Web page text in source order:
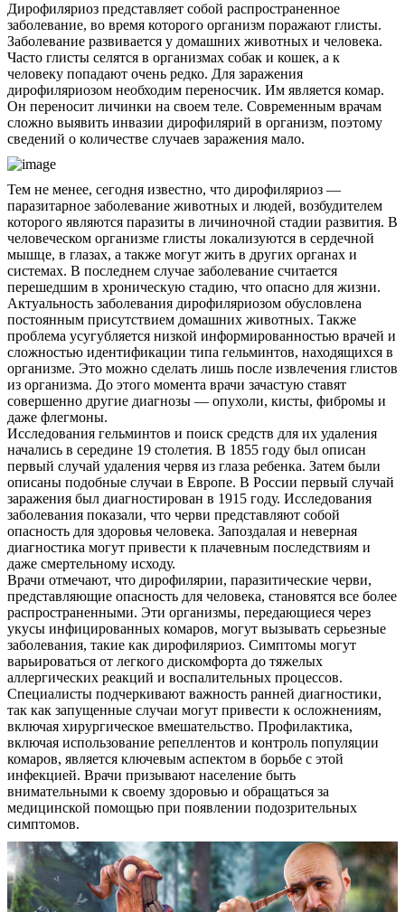
Дирофиляриоз представляет собой распространенное
заболевание, во время которого организм поражают глисты.
Заболевание развивается у домашних животных и человека.
Часто глисты селятся в организмах собак и кошек, а к
человеку попадают очень редко. Для заражения
дирофиляриозом необходим переносчик. Им является комар.
Он переносит личинки на своем теле. Современным врачам
сложно выявить инвазии дирофилярий в организм, поэтому
сведений о количестве случаев заражения мало.
Тем не менее, сегодня известно, что дирофиляриоз —
паразитарное заболевание животных и людей, возбудителем
которого являются паразиты в личиночной стадии развития. В
человеческом организме глисты локализуются в сердечной
мышце, в глазах, а также могут жить в других органах и
системах. В последнем случае заболевание считается
перешедшим в хроническую стадию, что опасно для жизни.
Актуальность заболевания дирофиляриозом обусловлена
постоянным присутствием домашних животных. Также
проблема усугубляется низкой информированностью врачей и
сложностью идентификации типа гельминтов, находящихся в
организме. Это можно сделать лишь после извлечения глистов
из организма. До этого момента врачи зачастую ставят
совершенно другие диагнозы — опухоли, кисты, фибромы и
даже флегмоны.
Исследования гельминтов и поиск средств для их удаления
начались в середине 19 столетия. В 1855 году был описан
первый случай удаления червя из глаза ребенка. Затем были
описаны подобные случаи в Европе. В России первый случай
заражения был диагностирован в 1915 году. Исследования
заболевания показали, что черви представляют собой
опасность для здоровья человека. Запоздалая и неверная
диагностика могут привести к плачевным последствиям и
даже смертельному исходу.
Врачи отмечают, что дирофилярии, паразитические черви,
представляющие опасность для человека, становятся все более
распространенными. Эти организмы, передающиеся через
укусы инфицированных комаров, могут вызывать серьезные
заболевания, такие как дирофиляриоз. Симптомы могут
варьироваться от легкого дискомфорта до тяжелых
аллергических реакций и воспалительных процессов.
Специалисты подчеркивают важность ранней диагностики,
так как запущенные случаи могут привести к осложнениям,
включая хирургическое вмешательство. Профилактика,
включая использование репеллентов и контроль популяции
комаров, является ключевым аспектом в борьбе с этой
инфекцией. Врачи призывают население быть
внимательными к своему здоровью и обращаться за
медицинской помощью при появлении подозрительных
симптомов.